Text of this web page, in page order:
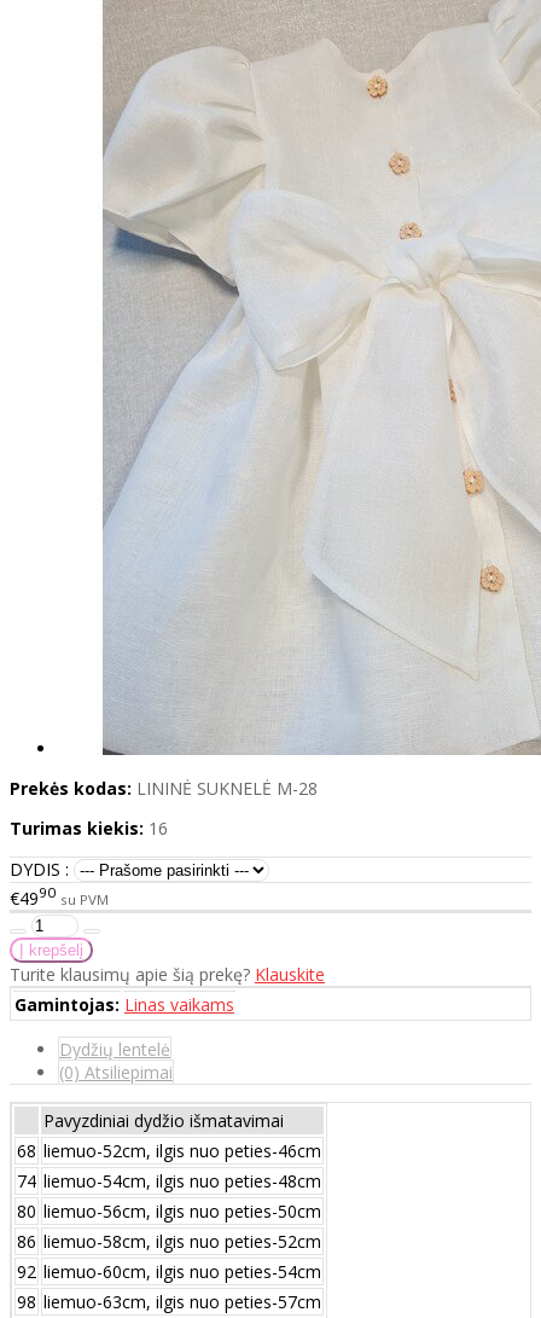
Prekės kodas: LININĖ SUKNELĖ M-28
Turimas kiekis: 16
DYDIS :
€4990 su PVM
Turite klausimų apie šią prekę? Klauskite
Gamintojas: Linas vaikams
Dydžių lentelė
(0) Atsiliepimai
Pavyzdiniai dydžio išmatavimai
68 liemuo-52cm, ilgis nuo peties-46cm
74 liemuo-54cm, ilgis nuo peties-48cm
80 liemuo-56cm, ilgis nuo peties-50cm
86 liemuo-58cm, ilgis nuo peties-52cm
92 liemuo-60cm, ilgis nuo peties-54cm
98 liemuo-63cm, ilgis nuo peties-57cm